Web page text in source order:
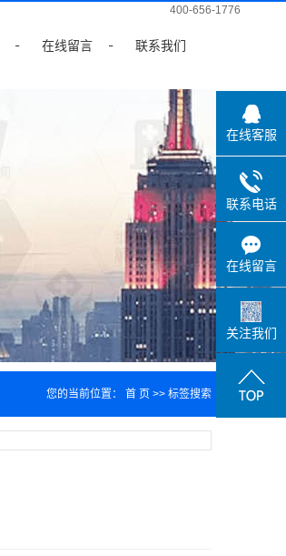
在线留言 联系我们
400-656-1776
您的当前位置： 首 页 >> 标签搜索
在线客服
联系电话
在线留言
关注我们